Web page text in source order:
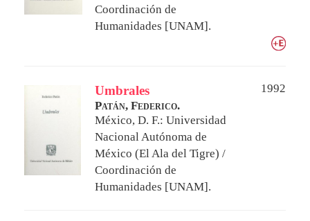
Coordinación de
Humanidades [UNAM].
Umbrales
1992
Patán, Federico.
México, D. F.: Universidad
Nacional Autónoma de
México (El Ala del Tigre) /
Coordinación de
Humanidades [UNAM].